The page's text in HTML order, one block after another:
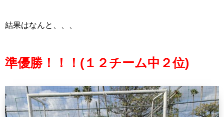
結果はなんと、、、
準優勝！！！(１２チーム中２位)